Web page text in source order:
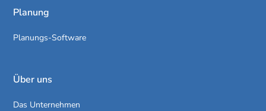
Planung
Planungs-Software
Über uns
Das Unternehmen